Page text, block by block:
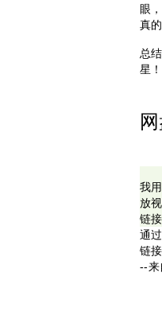
眼
真
总
星！
我
放
链接
通
链
--来